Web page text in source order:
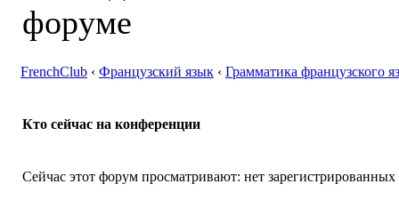
FrenchClub ‹ Французский язык ‹ Грамматика французского
Кто сейчас на конференции
Сейчас этот форум просматривают: нет зарегистрированных